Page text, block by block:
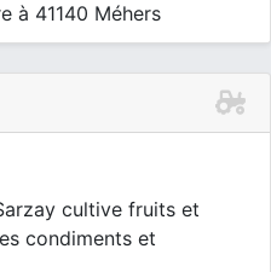
à 41140 Méhers
cultive fruits et
condiments et